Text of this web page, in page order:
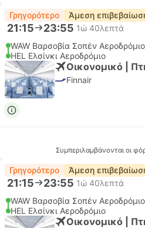
Γρηγορότερο Άμεση
21:15 23:55 1ώ 40λεπτά
WAW Βαρσοβία Σοπέν
HEL Ελσίνκι Αεροδρόμιο
Οικονομικό |
Finnair
Συμπεριλαμβάνονται οι
Γρηγορότερο Άμεση
21:15 23:55 1ώ 40λεπτά
WAW Βαρσοβία Σοπέν
HEL Ελσίνκι Αεροδρόμιο
Οικονομικό |